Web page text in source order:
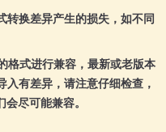
转换差异产生的损失，如不同
格式进行兼容，最新或老版本
有差异，请注意仔细检查，
尽可能兼容。